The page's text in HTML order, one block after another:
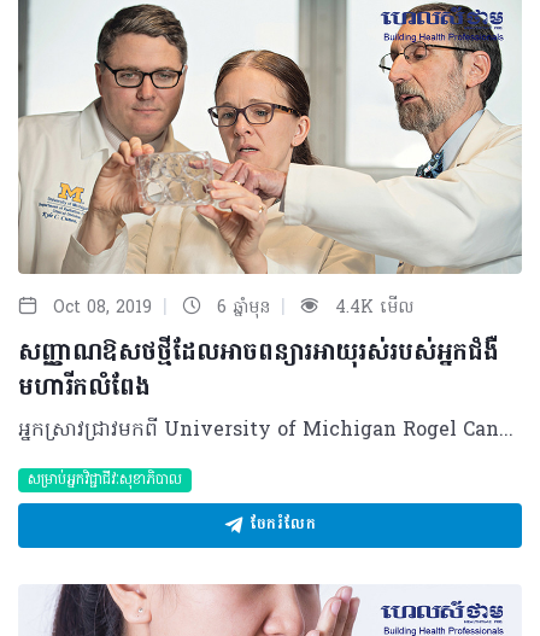
Oct 08, 2019 | 6 ឆ្នាំមុន | 4.4K មើល
សញ្ញាណឱសថថ្មីដែលអាចពន្យារអាយុរស់របស់អ្នកជំងឺ
មហារីកលំពែង
អ្នកស្រាវជ្រាវមកពី University of Michigan Rogel Cancer Center បានរាយការណ៍ពីសញ្ញាណនៃលទ្ធផលដំបូងបន្ទាប់ពីការធ្វើតេស្តគ្លីនិកទៅលើឱសថថ្មីមួយសម្រាប់ជំងឺមហារីកលំពែង។ តេស្តគ្លីនិកដំណាក់កាលដំបូងនេះ ត្រូវបានគេពិសោធទៅលើឱសថ AZD1175 ដែលបង្កើតឡើងដើម្បីទប់ស្កាត់អង់ស៊ីមម្យ៉ាងឈ្មោះថា Wee1 ដែលមានសមត្ថភាពទៅជួសជុល DNA របស់កោសិកាមហារីកឲ្យរស់ឡើងវិញ បើទោះបីបានធ្វើការព្យាបាលដោយការបាញ់កាំរស្មី និងឱសថគីមីក៏ដោយ។ ជាក់ស្ដែងការព្យាបាលដោយកាំរស្មីអុិច និងថ្នាំគីមីដែលមានឈ្មោះថា Gemcitabine គឺជាវិធីសាស្រ្តព្យាបាលស្តង់ដាសម្រាប់ជំងឺមហារីកលំពែង។ វិធីសាស្រ្តទាំងពីរមានសមត្ថភាពទៅបំផ្លាញ DNA របស់កោសិកាមហារីក យ៉ាងណាមិញ កោសិកាមហារីកលំពែងបែរជាមានឥទ្ធិពលខ្លាំងក្លាក្នុងការជួសជុលភាពខូចខាតទាំងនោះឡើងវិញដែលជាហេតុធ្វើឲ្យប្រសិទ្ធភាពនៃការព្យាបាលត្រូវបានថយចុះ។ ដូច្នេះដើម្បីរារាំងសមត្ថភាពកោសិកាមហារីកពីការការពារខ្លួនពីឥទ្ធិពលរបស់កាំរស្មីអុិច និងថ្នាំគីមីទើប AZD1775 ត្រូវបានបង្កើតឡើងពីសំណាក់អ្នកស្រាវជ្រាវ។ តេស្តខាងលើត្រូវបានធ្វើឡើងចំពោះអ្នកជំងឺមហារីកលំពែងចំនួន ៣៤ រូប ដោយតម្រូវឲ្យពួកគេប្រើប្រាស់ឱសថ AZD1775 បន្ថែមទៀតស្របពេលទទួលបានការព្យាបាលដោយថ្នាំគីមី Gemcitabine។ គោលដៅនៃការសិក្សា គឺដើម្បីកំណត់ពីកម្រិតដូសខ្ពស់បំផុតនៃ AZD1775 ដែលអាចយកមកប្រើប្រាស់បានក្នុងពេលជាមួយគ្នា។ ដំណើរការនៃការពិសោធបានបង្ហាញពីលទ្ធផលល្អច្រើនជាងការរំពឹងទុកទៅលើការពន្យារជីវិតរស់របស់អ្នកជំងឺដោយអត្រារស់ជាមធ្យមឃើញមានកើនឡើងដល់ទៅ ២២ខែ បើប្រៀបធៀបទៅលើការប្រើប្រាស់ឱសថ Gemcitabine តែមួយមុខដោយអត្រាអាយុរស់មានត្រឹមតែ ១២ ទៅ១៤ខែប៉ុណ្ណោះ។ ការបន្ថែមឱសថ AZD1175 ជាមួយការព្យាបាលតាមកាំរស្មីអុិច និងថ្នាំគីមី អាចផ្ដល់ផលវិជ្ជមានទៅលើអត្រានៃអាយុរស់របស់អ្នកជំងឺ ដែលគួរតែត្រូវបានធ្វើការសិក្សាស្រាវជ្រាវឲ្យបានស៊ីជម្រៅបន្តទៀត នេះបើយោងតាមប្រសាសន៍របស់អ្នកដឹកនាំផ្នែកស្រាវជ្រាវ Kyle Cuneo។ ម្យ៉ាងទៀតប្រសិនការសិក្សាកាន់តែមានភាពជាក់លាក់នោះវាអាចកាត់បន្ថយភាពស៊ាំរបស់កោសិកាមហារីកទៅលើវិធីសាស្រ្តព្យាបាលទាំងពីរ (កាំរស្មីអុិច និងឱសថគីមី)។ គួរបញ្ជាក់ផងដែរ ជំងឺមហារីកលំពែង មានសមត្ថភាពអាចរីករាលដាលទៅកាន់ផ្នែកផ្សេងៗក្នុងរាងកាយដែលអត្រារស់បាន ៥ឆ្នាំ មានត្រឹមតែ ៩% តែប៉ុណ្ណោះ ចំណែកការស្រាវជ្រាវខាងលើកំពុងស្ថិតនៅក្នុងដំណាក់កាលដំបូងនៅឡើយ ដែលទាមទារឲ្យមានការសិក្សាវិភាគជាច្រើនទៀត។ ប្រភពយោង៖ https://www.sciencedaily.com/releases/2019/08/190814113934.htm អត្ថបទ៖ ដកស្រង់ចេញពីទស្សនាវដ្ដី ហេលស៍ថាម ប្រូ លេខ ៨៣ 2019 រក្សាសិទ្ធិគ្រប់យ៉ាង​ដោយ Healthtime Corporation ចំពោះគ្រប់អត្ថបទដោយគ្មានផ្នែកណាមួយត្រូវបោះពុម្ពផ្សាយចូលប្រព័ន្ធអុីនធឺណែតឧបករណ៍អេឡិចត្រូនិកអាត់ជាសំឡេងឬថតចំលងគ្រប់រូបភាពដោយគ្មានការអនុញ្ញាតឡើយ
សម្រាប់អ្នកវិជ្ជាជីវៈសុខាភិបាល
ចែករំលែក